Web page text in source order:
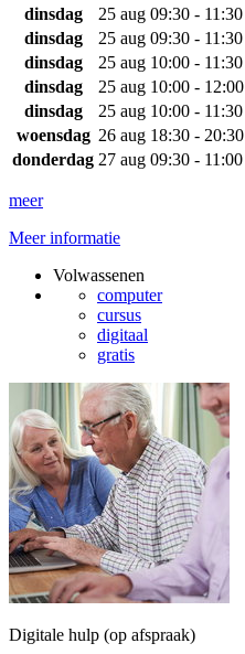
dinsdag
25 aug 09:30 - 11:30
dinsdag
25 aug 09:30 - 11:30
dinsdag
25 aug 10:00 - 11:30
dinsdag
25 aug 10:00 - 12:00
dinsdag
25 aug 10:00 - 11:30
woensdag 26 aug 18:30 - 20:30
donderdag 27 aug 09:30 - 11:00
meer
Meer informatie
Volwassenen
computer
cursus
digitaal
gratis
Digitale hulp (op afspraak)